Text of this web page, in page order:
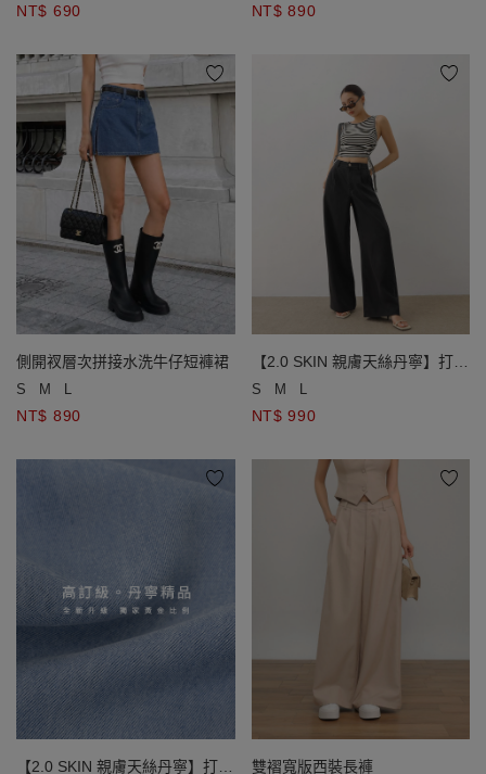
NT$ 690 NT$ 890
側開衩層次拼接水洗牛仔短褲裙
S M
NT$ 890
【2.0 SKIN 親膚天絲丹寧】打褶
直筒落地長褲
S M
NT$ 990
【2.0 SKIN 親膚天絲丹寧】打褶 雙褶寬版西裝長褲